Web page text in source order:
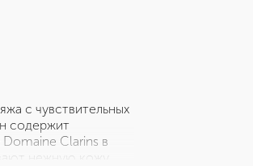
с чувствительных
содержит
Clarins в
нежную кожу